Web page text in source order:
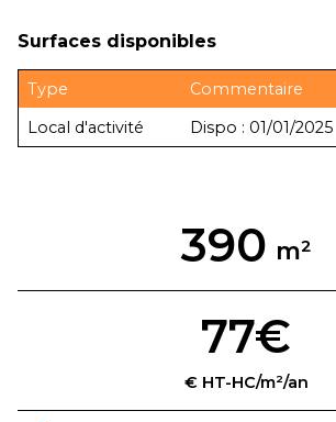
390
77€
Surfaces disponibles
Type Commentaire
Local d'activité
Dispo : 01/01/2025